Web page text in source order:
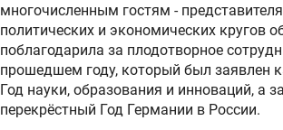
многочисленным гостям -
политических и экономических кругов
поблагодарила за плодотворное
прошедшем году, который был заявлен
Год науки, образования и инноваций, а
перекрёстный Год Германии в России.